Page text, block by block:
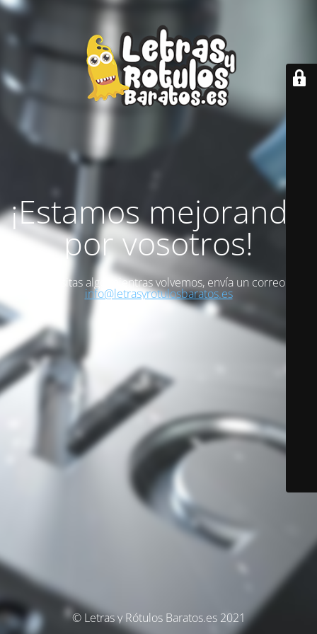
¡Estamos mejorando
por vosotros!
Si necesitas algo mientras volvemos, envía un correo a
info@letrasyrotulosbaratos.es
© Letras y Rótulos Baratos.es 2021